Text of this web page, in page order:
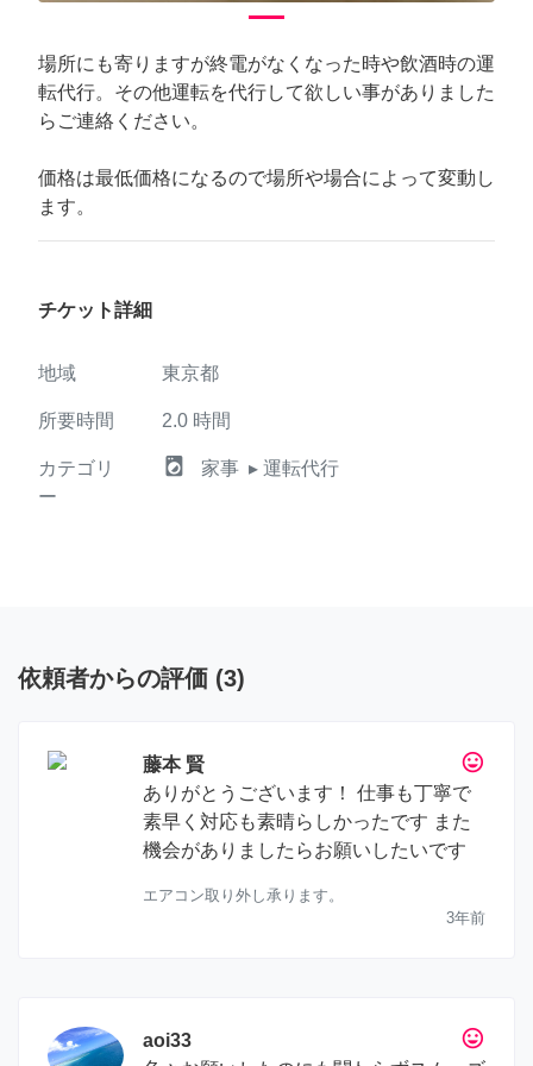
場所にも寄りますが終電がなくなった時や飲酒時の運
転代行。その他運転を代行して欲しい事がありました
らご連絡ください。
価格は最低価格になるので場所や場合によって変動し
ます。
チケット詳細
地域 東京都
所要時間 2.0 時間
カテゴリ
ー
local_laundry_service 家事 ▸ 運転代行
依頼者からの評価 (3)
tag_faces
藤本 賢
ありがとうございます！ 仕事も丁寧で
素早く対応も素晴らしかったです また
機会がありましたらお願いしたいです
エアコン取り外し承ります。
3年前
tag_faces
aoi33